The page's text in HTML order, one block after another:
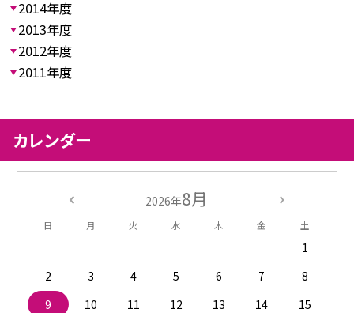
2014年度
2013年度
2012年度
2011年度
カレンダー
2026年8月
日 月 火 水 木 金 土
1
2
3 4 5 6 7
8
9
10 11 12 13 14
15